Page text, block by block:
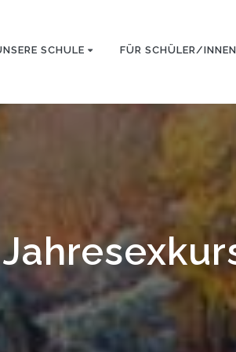
SCHULE FÜR SCHÜLER/INNEN